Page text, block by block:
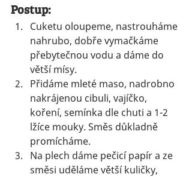
Postup:
Cuketu oloupeme, nastrouháme
nahrubo, dobře vymačkáme
přebytečnou vodu a dáme do
větší mísy.
Přidáme mleté maso, nadrobno
nakrájenou cibuli, vajíčko,
koření, semínka dle chuti a 1-2
lžíce mouky. Směs důkladně
promícháme.
Na plech dáme pečicí papír a ze
směsi uděláme větší kuličky,